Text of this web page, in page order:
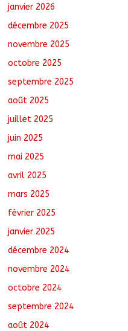
janvier 2026
décembre 2025
novembre 2025
octobre 2025
septembre 2025
août 2025
juillet 2025
juin 2025
mai 2025
avril 2025
mars 2025
février 2025
janvier 2025
décembre 2024
novembre 2024
octobre 2024
septembre 2024
août 2024